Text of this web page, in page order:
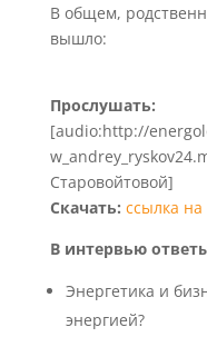
В общем,
вышло:
Прослушать:
[audio:http://
Старовойтовой]
Скачать: ссылка
В интервью
Энергетика и
энергией?